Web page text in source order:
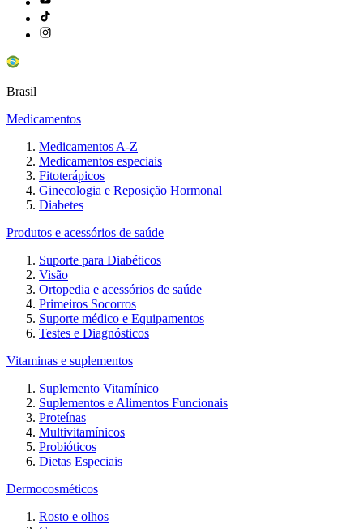
Brasil
Medicamentos
Medicamentos A-Z
Medicamentos especiais
Fitoterápicos
Ginecologia e Reposição Hormonal
Diabetes
Produtos e acessórios de saúde
Suporte para Diabéticos
Visão
Ortopedia e acessórios de saúde
Primeiros Socorros
Suporte médico e Equipamentos
Testes e Diagnósticos
Vitaminas e suplementos
Suplemento Vitamínico
Suplementos e Alimentos Funcionais
Proteínas
Multivitamínicos
Probióticos
Dietas Especiais
Dermocosméticos
Rosto e olhos